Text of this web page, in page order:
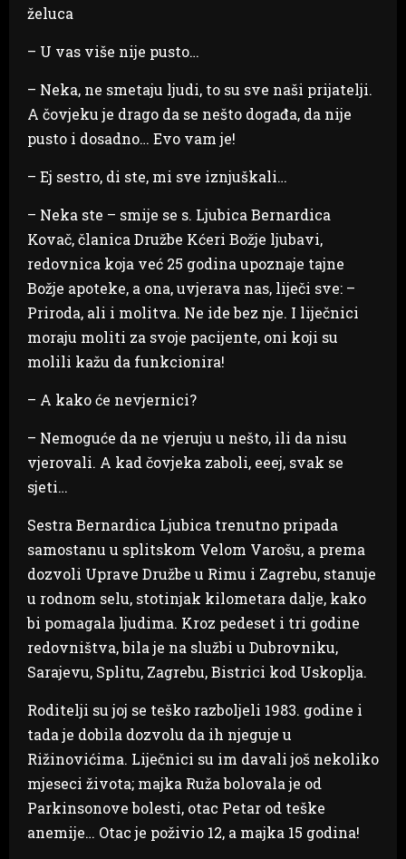
želuca
– U vas više nije pusto…
– Neka, ne smetaju ljudi, to su sve naši prijatelji.
A čovjeku je drago da se nešto događa, da nije
pusto i dosadno… Evo vam je!
– Ej sestro, di ste, mi sve iznjuškali…
– Neka ste – smije se s. Ljubica Bernardica
Kovač, članica Družbe Kćeri Božje ljubavi,
redovnica koja već 25 godina upoznaje tajne
Božje apoteke, a ona, uvjerava nas, liječi sve: –
Priroda, ali i molitva. Ne ide bez nje. I liječnici
moraju moliti za svoje pacijente, oni koji su
molili kažu da funkcionira!
– A kako će nevjernici?
– Nemoguće da ne vjeruju u nešto, ili da nisu
vjerovali. A kad čovjeka zaboli, eeej, svak se
sjeti…
Sestra Bernardica Ljubica trenutno pripada
samostanu u splitskom Velom Varošu, a prema
dozvoli Uprave Družbe u Rimu i Zagrebu, stanuje
u rodnom selu, stotinjak kilometara dalje, kako
bi pomagala ljudima. Kroz pedeset i tri godine
redovništva, bila je na službi u Dubrovniku,
Sarajevu, Splitu, Zagrebu, Bistrici kod Uskoplja.
Roditelji su joj se teško razboljeli 1983. godine i
tada je dobila dozvolu da ih njeguje u
Rižinovićima. Liječnici su im davali još nekoliko
mjeseci života; majka Ruža bolovala je od
Parkinsonove bolesti, otac Petar od teške
anemije… Otac je poživio 12, a majka 15 godina!